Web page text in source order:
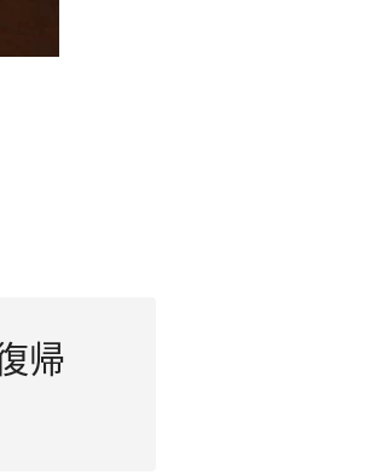
帰